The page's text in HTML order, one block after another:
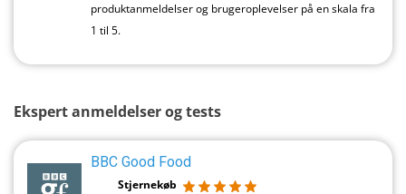
produktanmeldelser og brugeroplevelser på en skala fra
1 til 5.
Ekspert anmeldelser og tests
BBC Good Food
Stjernekøb